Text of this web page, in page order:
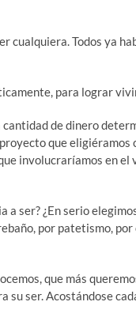
cualquiera. Todos ya
para lograr
de dinero
que eligiéramos
involucraríamos en el
a ser? ¿En serio
por patetismo,
que más
ser. Acostándose